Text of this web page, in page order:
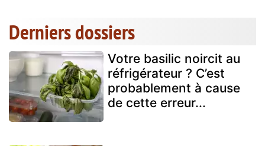
Derniers dossiers
Votre basilic noircit au
réfrigérateur ? C’est
probablement à cause
de cette erreur...